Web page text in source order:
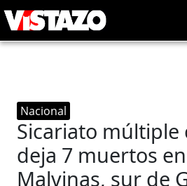
Nacional
Sicariato múltiple
deja 7 muertos
Malvinas, sur de